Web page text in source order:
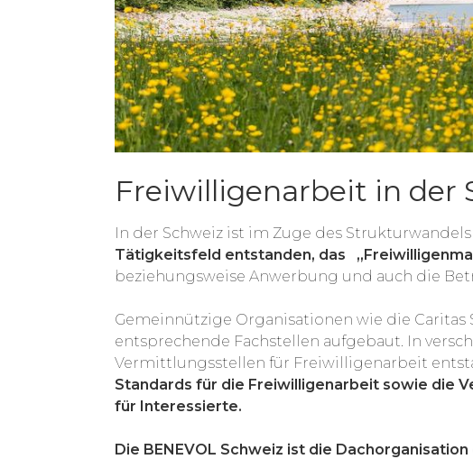
Freiwilligenarbeit in der
In der Schweiz ist im Zuge des
Tätigkeitsfeld entstanden, das
beziehungsweise Anwerbung und auch die
Gemeinnützige Organisationen wie die Caritas
entsprechende Fachstellen aufgebaut. In
Vermittlungsstellen für Freiwilligenarbeit
Standards für die Freiwilligenarbeit sowie die
für Interessierte.
Die BENEVOL Schweiz ist die